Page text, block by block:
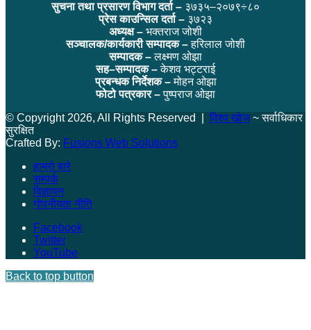
सुचना तथा प्रसारण विभाग दर्ता – ३७३५–२०७९÷८०
प्रेस काउन्सिल दर्ता – ३७२३
अध्यक्ष – भक्तराज जोशी
सञ्चालक/कार्यकारी सम्पादक –हरिलाल जोशी
सम्पादक –लक्ष्मण ओझा
सह–सम्पादक –केशव भट्टराई
प्रबन्धक निर्देशक –मोहन ओझा
फोटो पत्रकार –पुष्पराज ओझा
© Copyright 2026, All Rights Reserved | विश्व खोज~ सर्वाधिकार
सुरक्षित
Crafted By: Fusions Web Solutions
हाम्रो बारे
सम्पर्क
विज्ञापन
गोपनीयता नीति
Facebook
Twitter
YouTube
Back to top button